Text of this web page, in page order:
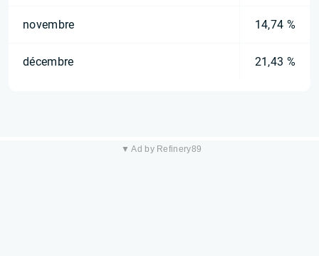
novembre 14,74 %
décembre 21,43 %
▼ Ad by Refinery89